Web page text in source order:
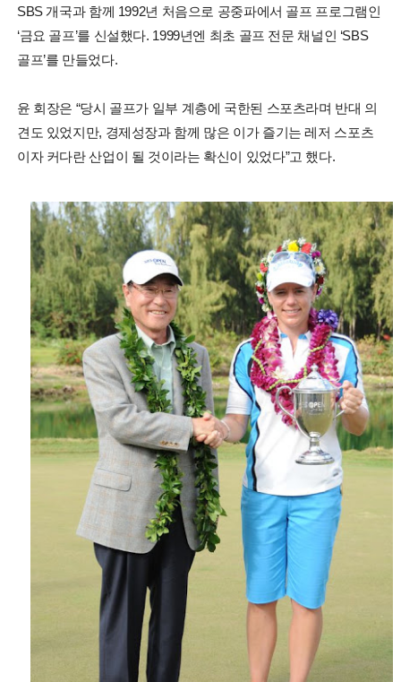
SBS 개국과 함께 1992년 처음으로 공중파에서 골프 프로그램인
‘금요 골프’를 신설했다. 1999년엔 최초 골프 전문 채널인 ‘SBS
골프’를 만들었다.
윤 회장은 “당시 골프가 일부 계층에 국한된 스포츠라며 반대 의
견도 있었지만, 경제성장과 함께 많은 이가 즐기는 레저 스포츠
이자 커다란 산업이 될 것이라는 확신이 있었다”고 했다.